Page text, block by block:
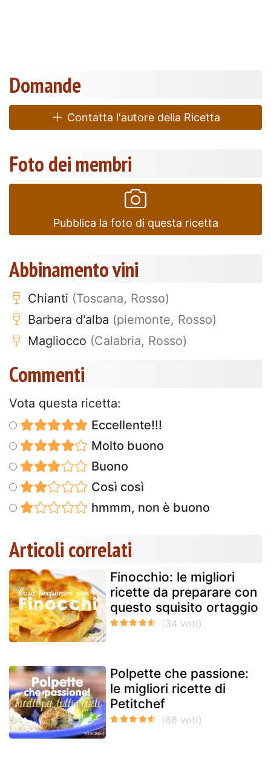
Domande
Contatta l'autore della Ricetta
Foto dei membri
Pubblica la foto di questa ricetta
Abbinamento vini
Chianti (Toscana, Rosso)
Barbera d'alba (piemonte, Rosso)
Magliocco (Calabria, Rosso)
Commenti
Vota questa ricetta:
Eccellente!!!
Molto buono
Buono
Così così
hmmm, non è buono
Articoli correlati
Finocchio: le migliori
ricette da preparare con
questo squisito ortaggio
Polpette che passione:
le migliori ricette di
Petitchef